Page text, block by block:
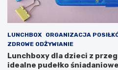
LUNCHBOX ORGANIZACJA
ZDROWE ODŻYWIANIE
Lunchboxy dla dzieci z
idealne pudełko